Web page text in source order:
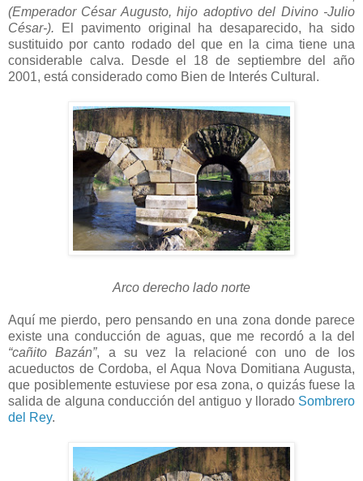
(Emperador César Augusto, hijo adoptivo del Divino -Julio
César-). El pavimento original ha desaparecido, ha sido
sustituido por canto rodado del que en la cima tiene una
considerable calva. Desde el 18 de septiembre del año
2001, está considerado como Bien de Interés Cultural.
Arco derecho lado norte
Aquí me pierdo, pero pensando en una zona donde parece
existe una conducción de aguas, que me recordó a la del
“cañito Bazán”, a su vez la relacioné con uno de los
acueductos de Cordoba, el Aqua Nova Domitiana Augusta,
que posiblemente estuviese por esa zona, o quizás fuese la
salida de alguna conducción del antiguo y llorado Sombrero
del Rey.